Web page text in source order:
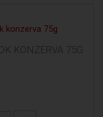
KONZERVA 75G